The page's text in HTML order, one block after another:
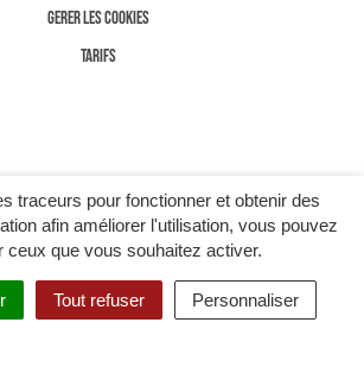
traceurs pour fonctionner et obtenir des
afin améliorer l'utilisation, vous pouvez
ceux que vous souhaitez activer.
Tout refuser Personnaliser
GERER LES COOKIES
TARIFS